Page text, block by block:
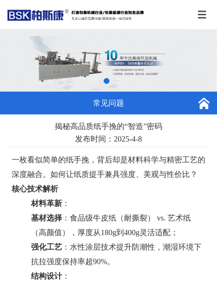
常见问题
揭秘高品质纸手挽的“智造”密码
发布时间：2025-4-8
一枚看似简单的纸手挽，背后却是材料科学与精密工艺的
深度融合。如何让纸质提手兼具强度、美观与性价比？
核心技术解析
材料革新：
基材选择：食品级牛皮纸（耐撕裂） vs. 艺术纸
（高颜值），厚度从180g到400g灵活适配；
强化工艺：水性涂层技术提升防潮性，潮湿环境下
抗拉强度保持率超90%。
结构设计：